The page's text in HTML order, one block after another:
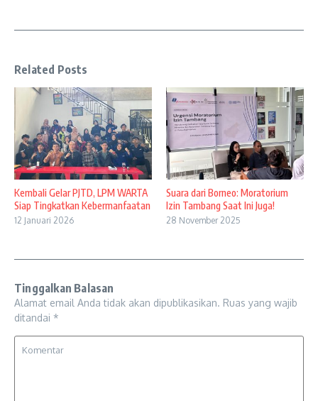
Related Posts
Kembali Gelar PJTD, LPM WARTA
Siap Tingkatkan Kebermanfaatan
12 Januari 2026
Suara dari Borneo: Moratorium
Izin Tambang Saat Ini Juga!
28 November 2025
Tinggalkan Balasan
Alamat email Anda tidak akan dipublikasikan. Ruas yang wajib
ditandai *